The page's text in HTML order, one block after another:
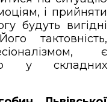
і прийняти
будуть вигідні
тактовність,
є
у складних